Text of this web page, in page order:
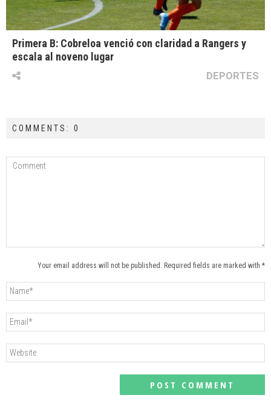
Primera B: Cobreloa venció con claridad a Rangers y
escala al noveno lugar
DEPORTES
COMMENTS: 0
Your email address will not be published. Required fields are marked with *